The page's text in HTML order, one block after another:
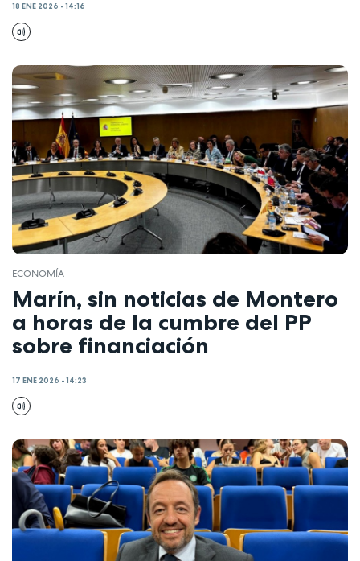
18 ENE 2026 - 14:16
ECONOMÍA
Marín, sin noticias de Montero
a horas de la cumbre del PP
sobre financiación
17 ENE 2026 - 14:23